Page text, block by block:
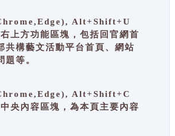
Alt+Shift+U
上方功能區塊，包括回官網首
共構藝文活動平台首頁、網站
題等。
Alt+Shift+C
央內容區塊，為本頁主要內容